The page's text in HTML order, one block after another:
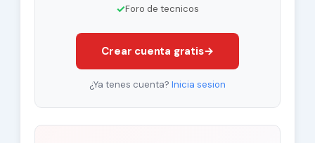
✓Foro de tecnicos
Crear cuenta gratis→
¿Ya tenes cuenta? Inicia sesion